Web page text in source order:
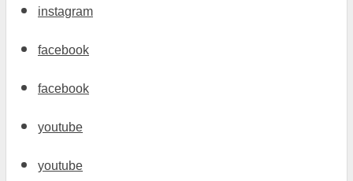
instagram
facebook
facebook
youtube
youtube